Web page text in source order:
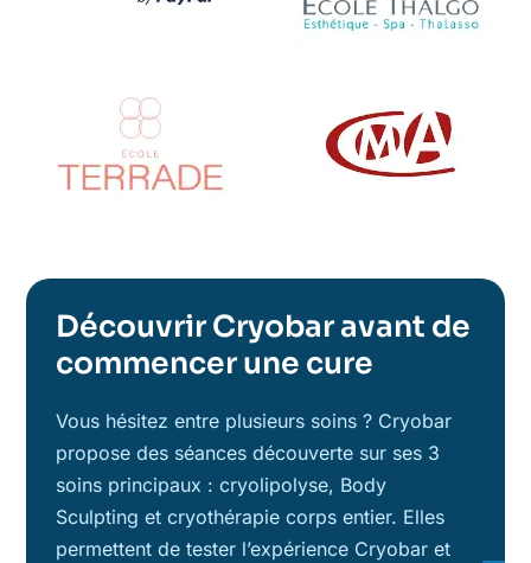
Découvrir Cryobar avant de
commencer une cure
Vous hésitez entre plusieurs soins ? Cryobar
propose des séances découverte sur ses 3
soins principaux : cryolipolyse, Body
Sculpting et cryothérapie corps entier. Elles
permettent de tester l’expérience Cryobar et